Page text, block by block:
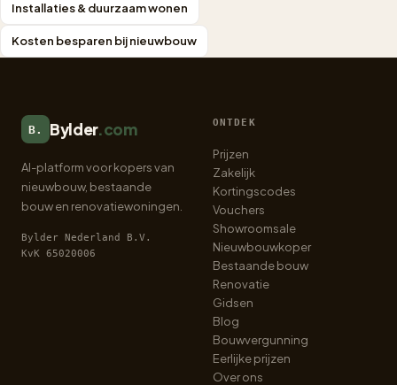
Installaties & duurzaam wonen
Kosten besparen bij nieuwbouw
B. Bylder.com
AI-platform voor kopers van
nieuwbouw, bestaande
bouw en renovatiewoningen.
Bylder Nederland B.V.
KvK 65020006
ONTDEK
Prijzen
Zakelijk
Kortingscodes
Vouchers
Showroomsale
Nieuwbouwkoper
Bestaande bouw
Renovatie
Gidsen
Blog
Bouwvergunning
Eerlijke prijzen
Over ons